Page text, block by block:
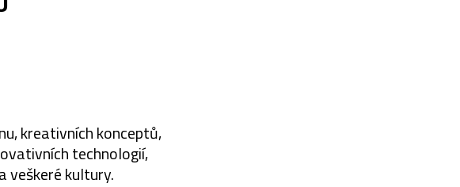
kreativních konceptů,
technologií,
veškeré kultury.